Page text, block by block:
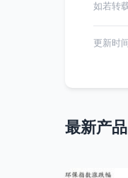
如若转
更新时
最新产品